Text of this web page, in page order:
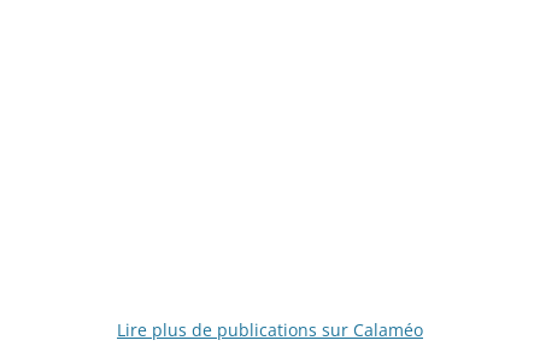
Lire plus de publications sur Calaméo